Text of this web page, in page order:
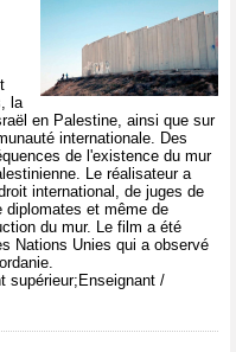
la
en Palestine, ainsi que sur
internationale. Des
de l'existence du mur
Le réalisateur a
international, de juges de
diplomates et même de
du mur. Le film a été
Nations Unies qui a observé
supérieur;Enseignant /